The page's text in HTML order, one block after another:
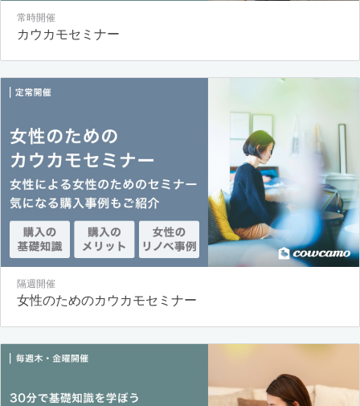
常時開催
カウカモセミナー
隔週開催
女性のためのカウカモセミナー